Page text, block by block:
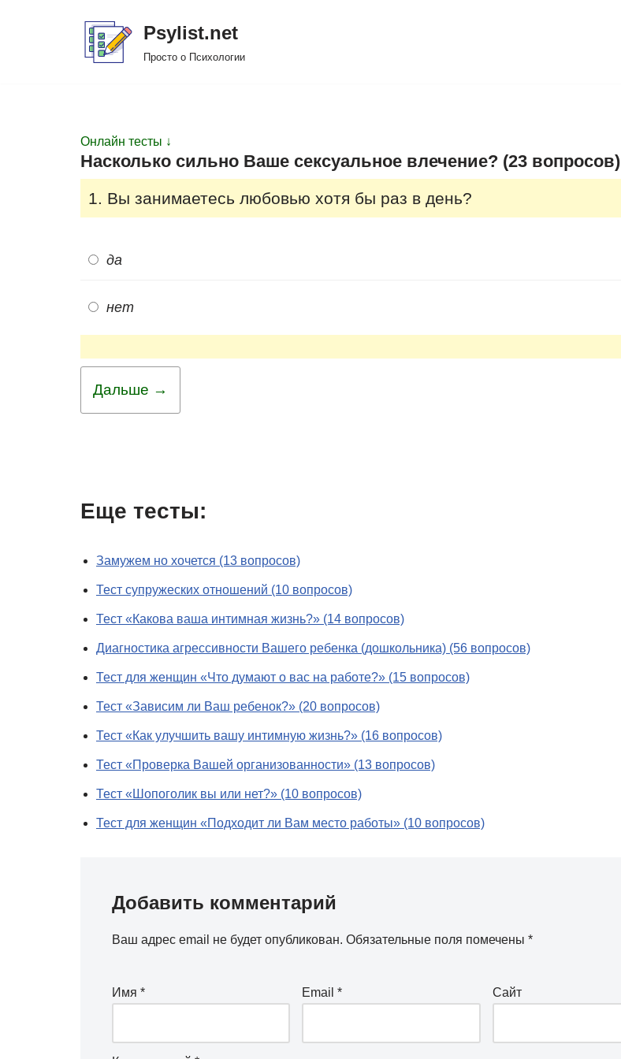
Psylist.net
Просто о Психологии
Онлайн тесты ↓
Насколько сильно Ваше сексуальное влечение? (23 вопросов)
1. Вы занимаетесь любовью хотя бы раз в день?
да
нет
Дальше →
Еще тесты:
Замужем но хочется (13 вопросов)
Тест супружеских отношений (10 вопросов)
Тест «Какова ваша интимная жизнь?» (14 вопросов)
Диагностика агрессивности Вашего ребенка (дошкольника) (56 вопросов)
Тест для женщин «Что думают о вас на работе?» (15 вопросов)
Тест «Зависим ли Ваш ребенок?» (20 вопросов)
Тест «Как улучшить вашу интимную жизнь?» (16 вопросов)
Тест «Проверка Вашей организованности» (13 вопросов)
Тест «Шопоголик вы или нет?» (10 вопросов)
Тест для женщин «Подходит ли Вам место работы» (10 вопросов)
Добавить комментарий
Ваш адрес email не будет опубликован. Обязательные поля помечены *
Имя * Email* Сайт